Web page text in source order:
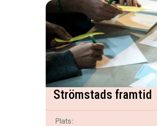
Strömstads framtid
Plats: